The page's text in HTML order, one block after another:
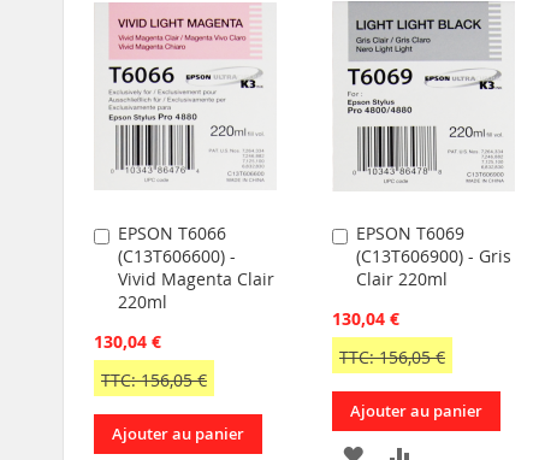
EPSON T6066
(C13T606600) -
Vivid Magenta Clair
220ml
130,04 €
TTC: 156,05 €
Ajouter
au
panier
Ajouter au panier
EPSON T6069
(C13T606900) - Gris
Clair 220ml
130,04 €
TTC: 156,05 €
Ajouter
au
panier
Ajouter au panier
AJOUTER